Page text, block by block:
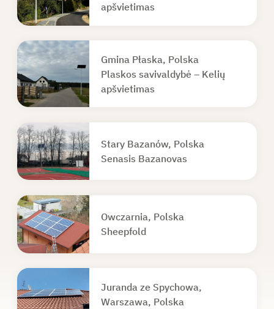
apšvietimas
Gmina Płaska, Polska
Plaskos savivaldybė – Kelių
apšvietimas
Stary Bazanów, Polska
Senasis Bazanovas
Owczarnia, Polska
Sheepfold
Juranda ze Spychowa,
Warszawa, Polska